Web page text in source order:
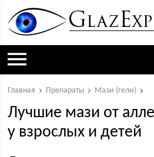
Главная Препараты Мази (гели)
Лучшие мази от
у взрослых и детей